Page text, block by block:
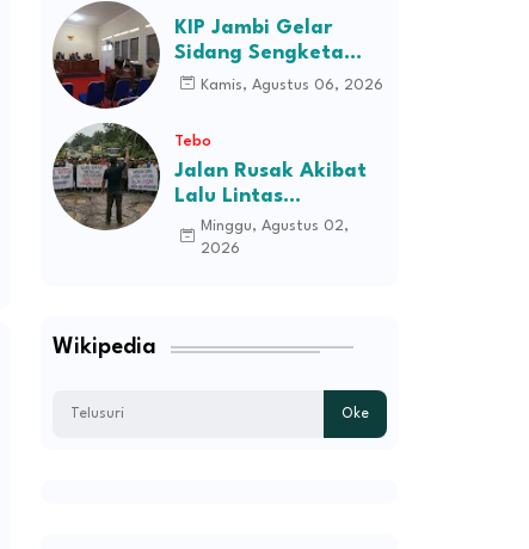
KIP Jambi Gelar
Sidang Sengketa
Informasi Dugaan
Kamis, Agustus 06, 2026
Tebo
Jalan Rusak Akibat
Lalu Lintas
Kendaraan
Perusahaan,
Minggu, Agustus 02,
2026
Wikipedia